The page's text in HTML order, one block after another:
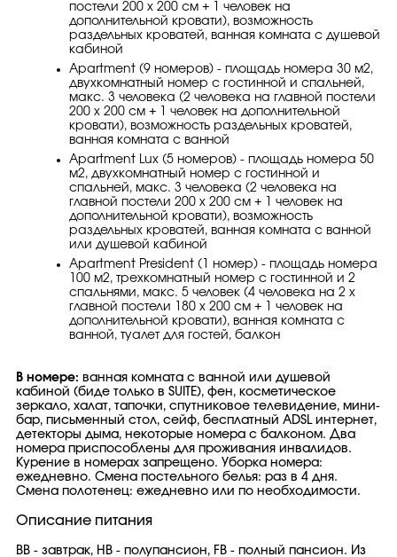
постели 200 х 200 см + 1 человек на
дополнительной кровати), возможность
раздельных кроватей, ванная комната с душевой
кабиной
Apartment (9 номеров) - площадь номера 30 м2,
двухкомнатный номер с гостинной и спальней,
макс. 3 человекa (2 человека на главной постели
200 х 200 см + 1 человек на дополнительной
кровати), возможность раздельных кроватей,
ванная комната с ванной
Apartment Lux (5 номеров) - площадь номера 50
м2, двухкомнатный номер с гостинной и
спальней, макс. 3 человекa (2 человека на
главной постели 200 х 200 см + 1 человек на
дополнительной кровати), возможность
раздельных кроватей, ванная комната с ванной
или душевой кабиной
Apartment President (1 номер) - площадь номера
100 м2, трехкомнатный номер с гостинной и 2
спальнями, макс. 5 человек (4 человека на 2 х
главной постели 180 х 200 см + 1 человек на
дополнительной кровати), ванная комната с
ванной, туалет для гостей, балкон
В номере: ванная комната с ванной или душевой
кабиной (биде только в SUITE), фен, косметическое
зеркало, халат, тапочки, спутниковое телевидение, мини-
бар, письменный стол, сейф, бесплатный ADSL интернет,
детекторы дыма, некоторые номера с балконом. Два
номера приспособлены для проживания инвалидов.
Курение в номерах запрещено. Уборка номера:
ежедневно. Смена постельного белья: раз в 4 дня.
Смена полотенец: ежедневно или по необходимости.
Описание питания
ВВ - завтрак, НВ - полупансион, FB - полный пансион. Из